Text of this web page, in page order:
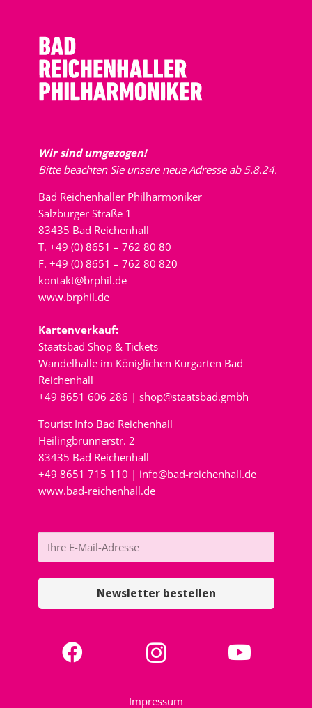
Wir sind umgezogen!
Bitte beachten Sie unsere neue Adresse ab 5.8.24.
Bad Reichenhaller Philharmoniker
Salzburger Straße 1
83435 Bad Reichenhall
T. +49 (0) 8651 – 762 80 80
F. +49 (0) 8651 – 762 80 820
kontakt@brphil.de
www.brphil.de
Kartenverkauf:
Staatsbad Shop & Tickets
Wandelhalle im Königlichen Kurgarten Bad
Reichenhall
+49 8651 606 286 | shop@staatsbad.gmbh
Tourist Info Bad Reichenhall
Heilingbrunnerstr. 2
83435 Bad Reichenhall
+49 8651 715 110 | info@bad-reichenhall.de
www.bad-reichenhall.de
Newsletter bestellen
Impressum